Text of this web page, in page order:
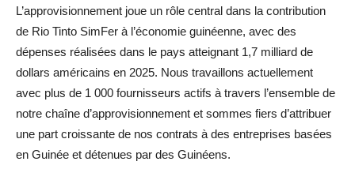
L’approvisionnement joue un rôle central dans la contribution
de Rio Tinto SimFer à l’économie guinéenne, avec des
dépenses réalisées dans le pays atteignant 1,7 milliard de
dollars américains en 2025. Nous travaillons actuellement
avec plus de 1 000 fournisseurs actifs à travers l’ensemble de
notre chaîne d’approvisionnement et sommes fiers d’attribuer
une part croissante de nos contrats à des entreprises basées
en Guinée et détenues par des Guinéens.